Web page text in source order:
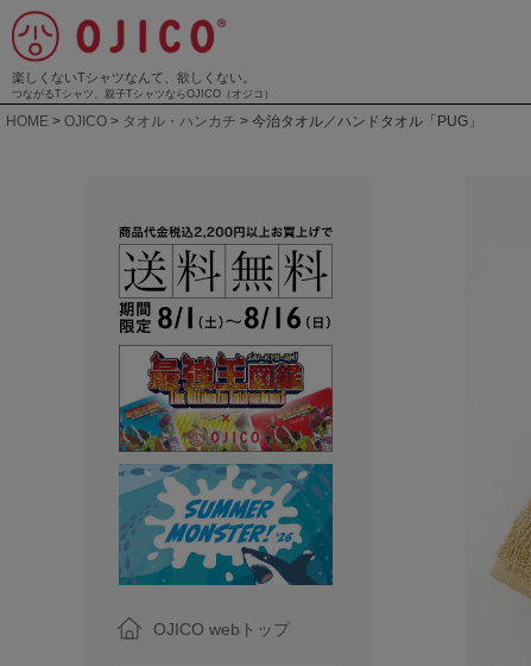
楽しくないTシャツなんて、欲しくない。
つながるTシャツ、親子TシャツならOJICO（オジコ）
HOME OJICO タオル・ハンカチ 今治タオル／ハンドタオル「PUG」
OJICO webトップ